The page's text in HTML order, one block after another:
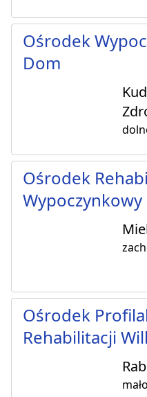
Ośrodek
Dom
Ośrodek
Wypoczynkowy
Ośrodek
Rehabilitacji